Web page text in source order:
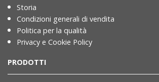
Storia
Condizioni generali di vendita
Politica per la qualità
Privacy e Cookie Policy
PRODOTTI